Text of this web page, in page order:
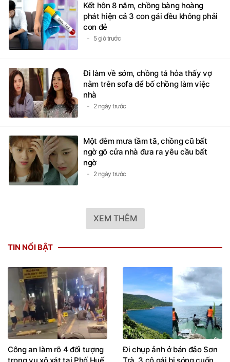
Kết hôn 8 năm, chồng bàng hoàng
phát hiện cả 3 con gái đều không phải
con đẻ
5 giờ trước
Đi làm về sớm, chồng tá hỏa thấy vợ
nằm trên sofa để bố chồng làm việc
nhà
2 ngày trước
Một đêm mưa tầm tã, chồng cũ bất
ngờ gõ cửa nhà đưa ra yêu cầu bất
ngờ
2 ngày trước
XEM THÊM
TIN NỔI BẬT
Công an làm rõ 4 đối tượng
Đi chụp ảnh ở bán đảo Sơn